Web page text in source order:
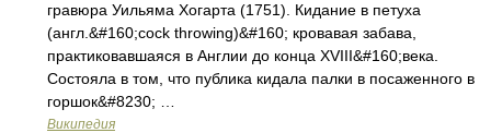
гравюра Уильяма Хогарта (1751). Кидание в петуха
(англ.&#160;cock throwing)&#160; кровавая забава,
практиковавшаяся в Англии до конца XVIII&#160;века.
Состояла в том, что публика кидала палки в посаженного в
горшок&#8230; …
Википедия